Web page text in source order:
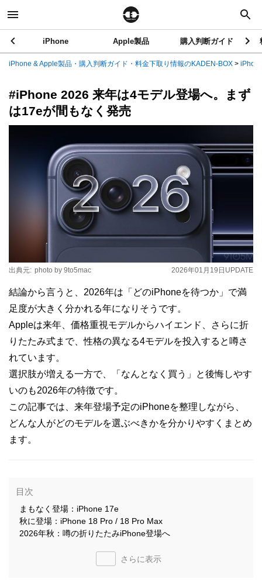
iPhone Apple製品 購入判断ガイド
iPhone & Apple製品・購入判断ガイド・料金下取り情報のKADEN-BOX >
#iPhone 2026 来年は4モデル登場へ。まず
は17eが間もなく発売
2026年01月19日 UPDATE
出典元: photo by 9to5mac
結論から言うと、2026年は「どのiPhoneを待つか」で満
足度が大きく分かれる年になりそうです。
Appleは来年、価格重視モデルからハイエンド、さらに折
りたたみ式まで、性格の異なる4モデルを投入すると噂さ
れています。
選択肢が増える一方で、「なんとなく買う」と後悔しやす
いのも2026年の特徴です。
この記事では、来年登場予定のiPhoneを整理しながら、
どんな人がどのモデルを選ぶべきかを分かりやすくまとめ
ます。
目次
まもなく登場：iPhone 17e
秋に登場：iPhone 18 Pro / 18 Pro Max
2026年秋：噂の折りたたみiPhone登場へ
さらに表示